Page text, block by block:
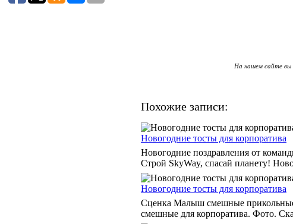
На нашем сайте вы
Похожие записи:
Новогодние тосты для корпоратива
Новогодние поздравления от
Строй SkyWay, спасай планету!
Новогодние тосты для корпоратива
Сценка Малыш смешные прикольные
смешные для корпоратива. Фото.